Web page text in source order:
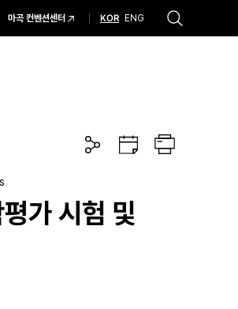
마곡 컨벤션센터 KOR ENG
가 시험 및